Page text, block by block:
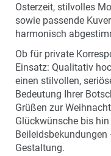
Osterzeit, stilvolles
sowie passende
harmonisch
Ob für private
Einsatz: Qualitativ
einen stilvollen,
Bedeutung Ihrer
Grüßen zur
Glückwünsche bis
Gestaltung.